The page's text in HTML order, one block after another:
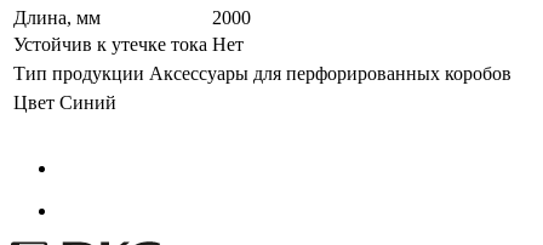
Длина, мм
2000
Устойчив к утечке тока Нет
Тип продукции Аксессуары для перфорированных коробов
Цвет Синий